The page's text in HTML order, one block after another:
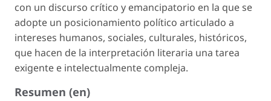
con un discurso crítico y emancipatorio en la que se
adopte un posicionamiento político articulado a
intereses humanos, sociales, culturales, históricos,
que hacen de la interpretación literaria una tarea
exigente e intelectualmente compleja.
Resumen (en)